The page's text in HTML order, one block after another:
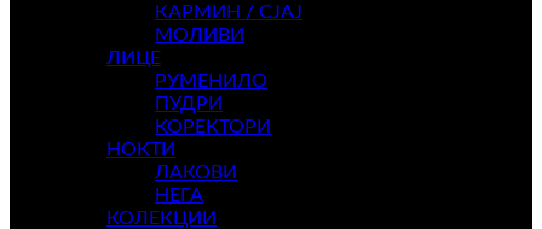
КАРМИН / СЈАЈ
МОЛИВИ
ЛИЦЕ
РУМЕНИЛО
ПУДРИ
КОРЕКТОРИ
НОКТИ
ЛАКОВИ
НЕГА
КОЛЕКЦИИ